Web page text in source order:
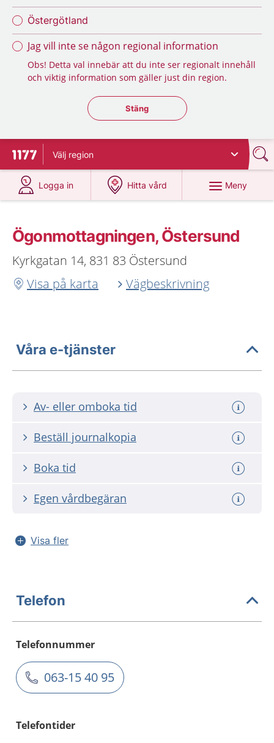
Östergötland
Jag vill inte se någon regional information
Obs! Detta val innebär att du inte ser regionalt innehåll
och viktig information som gäller just din region.
Stäng regionsväljaren
Stäng
Till startsidan för 1177
Välj region
Logga in
på 1177.se
Hitta vård
på 1177.se
Meny
Ögonmottagningen, Östersund
Kyrkgatan 14, 831 83 Östersund
Visa på karta
Vägbeskrivning
Våra e-tjänster
Av- eller omboka tid
Beställ journalkopia
Boka tid
Egen vårdbegäran
Visa fler
Telefon
Telefonnummer
063-15 40 95
Telefontider